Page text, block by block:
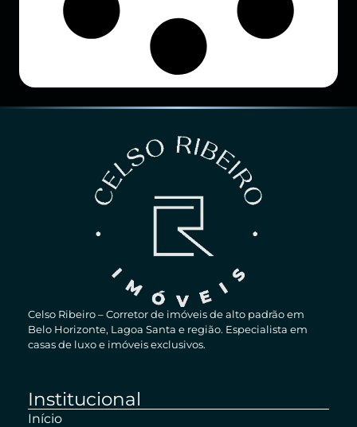
Celso Ribeiro – Corretor de imóveis de alto padrão em
Belo Horizonte, Lagoa Santa e região. Especialista em
casas de luxo e imóveis exclusivos.
Institucional
Início